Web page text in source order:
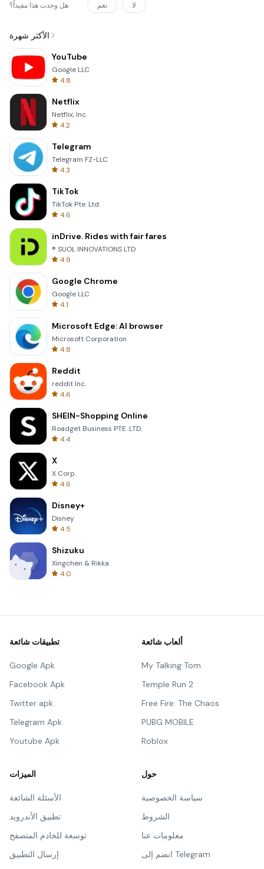
هل وجدت هذا مفيداً؟ نعم لا
الأكثر شهرة
YouTube
Google LLC
4.8
Netflix
Netflix, Inc.
4.2
Telegram
Telegram FZ-LLC
4.3
TikTok
TikTok Pte. Ltd.
4.6
inDrive. Rides with fair fares
® SUOL INNOVATIONS LTD
4.9
Google Chrome
Google LLC
4.1
Microsoft Edge: AI browser
Microsoft Corporation
4.8
Reddit
reddit Inc.
4.6
SHEIN-Shopping Online
Roadget Business PTE. LTD.
4.4
X
X Corp.
4.6
Disney+
Disney
4.5
Shizuku
Xingchen & Rikka
4.0
تطبيقات شائعة
Google Apk
Facebook Apk
Twitter apk
Telegram Apk
Youtube Apk
ألعاب شائعة
My Talking Tom
Temple Run 2
Free Fire: The Chaos
PUBG MOBILE
Roblox
الميزات
الأسئلة الشائعة
تطبيق الأندرويد
توسعة للخادم المتصفح
إرسال التطبيق
حول
سياسة الخصوصية
الشروط
معلومات عنا
انضم إلى Telegram